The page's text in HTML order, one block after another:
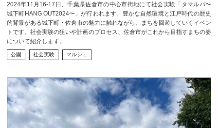
2024年11月16-17日、千葉県佐倉市の中心市街地にて社会実験「タマルバ〜
城下町HANG OUT2024〜」が行われます。豊かな自然環境と江戸時代の歴史
的背景がある城下町・佐倉市の魅力に触れながら、まちを回遊していくイベン
トです。社会実験の狙いや計画のプロセス、佐倉市がこれから目指すまちの姿
について紹介します。
公園 社会実験 マルシェ